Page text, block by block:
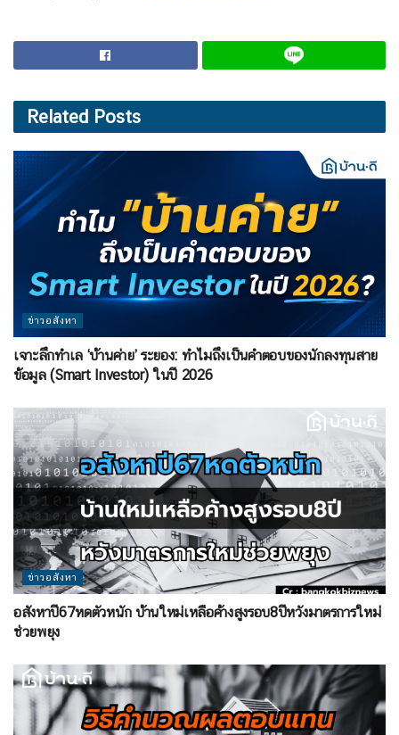
Related Posts
ข่าวอสังหา
เจาะลึกทำเล ‘บ้านค่าย’ ระยอง: ทำไมถึงเป็นคำตอบของนักลงทุนสาย
ข้อมูล (Smart Investor) ในปี 2026
ข่าวอสังหา
อสังหาปี67หดตัวหนัก บ้านใหม่เหลือค้างสูงรอบ8ปีหวังมาตรการใหม่
ช่วยพยุง